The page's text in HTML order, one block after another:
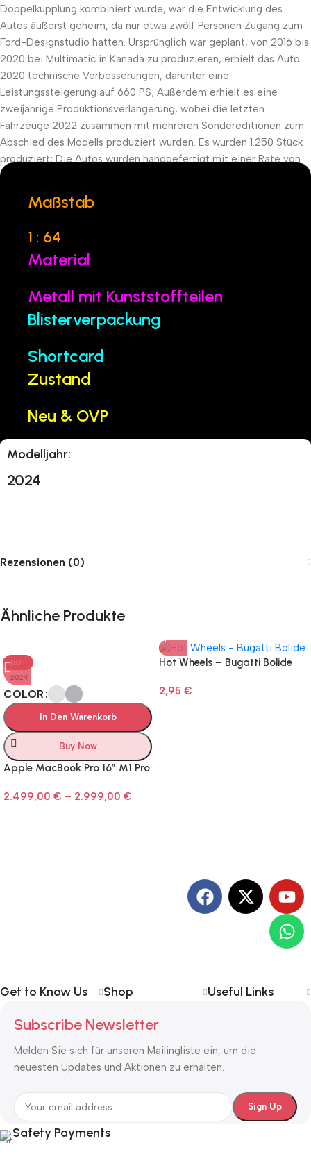
Doppelkupplung kombiniert wurde, war die Entwicklung des
Autos äußerst geheim, da nur etwa zwölf Personen Zugang zum
Ford-Designstudio hatten. Ursprünglich war geplant, von 2016 bis
2020 bei Multimatic in Kanada zu produzieren, erhielt das Auto
2020 technische Verbesserungen, darunter eine
Leistungssteigerung auf 660 PS; Außerdem erhielt es eine
zweijährige Produktionsverlängerung, wobei die letzten
Fahrzeuge 2022 zusammen mit mehreren Sondereditionen zum
Abschied des Modells produziert wurden. Es wurden 1.250 Stück
produziert; Die Autos wurden handgefertigt mit einer Rate von
einem Auto pro Tag und maximal 250 pro Jahr.
Maßstab
1 : 64
Material
Metall mit Kunststoffteilen
Blisterverpackung
Shortcard
Zustand
Neu & OVP
Modelljahr:
2024
Rezensionen (0)
Ähnliche Produkte
HOT
2024
COLOR
In Den Warenkorb
Buy Now
Apple MacBook Pro 16″ M1 Pro
2.499,00 € – 2.999,00 €
Hot Wheels – Bugatti Bolide
2,95 €
Get to Know Us Shop Useful Links
Subscribe Newsletter
Melden Sie sich für unseren Mailingliste ein, um die
neuesten Updates und Aktionen zu erhalten.
Safety Payments